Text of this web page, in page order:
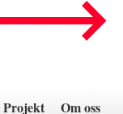
Projekt Om oss